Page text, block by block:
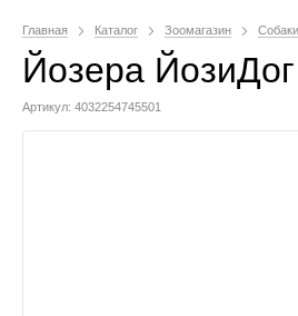
Главная Каталог Зоомагазин Собаки
Йозера
Артикул: 4032254745501